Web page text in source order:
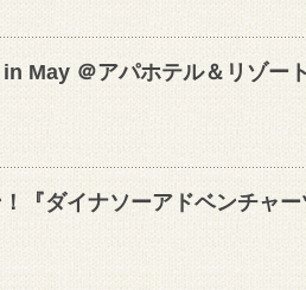
May ＠アパホテル＆リゾー
『ダイナソーアドベンチャ